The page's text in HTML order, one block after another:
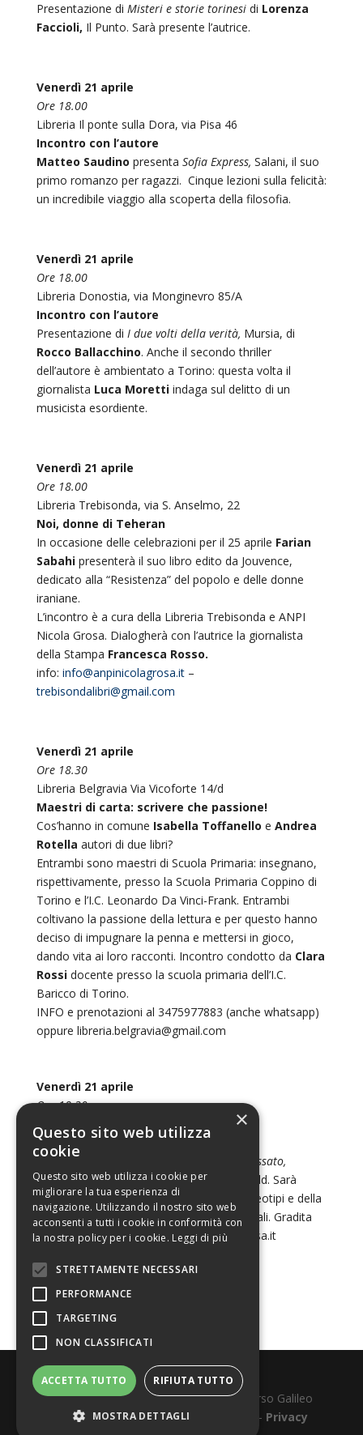
Presentazione di Misteri e storie torinesi di Lorenza
Faccioli, Il Punto. Sarà presente l’autrice.
Venerdì 21 aprile
Ore 18.00
Libreria Il ponte sulla Dora, via Pisa 46
Incontro con l’autore
Matteo Saudino presenta Sofia Express, Salani, il suo
primo romanzo per ragazzi. Cinque lezioni sulla felicità:
un incredibile viaggio alla scoperta della filosofia.
Venerdì 21 aprile
Ore 18.00
Libreria Donostia, via Monginevro 85/A
Incontro con l’autore
Presentazione di I due volti della verità, Mursia, di
Rocco Ballacchino. Anche il secondo thriller
dell’autore è ambientato a Torino: questa volta il
giornalista Luca Morettiindaga sul delitto di un
musicista esordiente.
Venerdì 21 aprile
Ore 18.00
Libreria Trebisonda, via S. Anselmo, 22
Noi, donne di Teheran
In occasione delle celebrazioni per il 25 aprile Farian
Sabahipresenterà il suo libro edito da Jouvence,
dedicato alla “Resistenza” del popolo e delle donne
iraniane.
L’incontro è a cura della Libreria Trebisonda e ANPI
Nicola Grosa. Dialogherà con l’autrice la giornalista
della Stampa Francesca Rosso.
info: info@anpinicolagrosa.it–
trebisondalibri@gmail.com
Venerdì 21 aprile
Ore 18.30
Libreria Belgravia Via Vicoforte 14/d
Maestri di carta: scrivere che passione!
Cos’hanno in comune Isabella Toffanello e Andrea
Rotella autori di due libri?
Entrambi sono maestri di Scuola Primaria: insegnano,
rispettivamente, presso la Scuola Primaria Coppino di
Torino e l’I.C. Leonardo Da Vinci-Frank. Entrambi
coltivano la passione della lettura e per questo hanno
deciso di impugnare la penna e mettersi in gioco,
dando vita ai loro racconti. Incontro condotto da Clara
Rossi docente presso la scuola primaria dell’I.C.
Baricco di Torino.
INFO e prenotazioni al 3475977883 (anche whatsapp)
oppure libreria.belgravia@gmail.com
Venerdì 21 aprile
Ore 18.30
Libreria Nisa, via Braccini 93/B
Incontro con l’autrice
Presentazione di
Principesse, eroine del passato,
femministe di oggi,di Giusi Marchetta,
add. Sarà
l‘occasione per parlare con l’autrice di stereotipi e della
necessità di elaborare nuovi modelli culturali. Gradita
prenotazione 0112386125, info@librerianisa.it
Realizzato e sostenuto daElwood- Corso Galileo
Ferraris, 121 - Torino. Tel.011.65.74.09 - Privacy
×
Questo sito web utilizza
cookie
Questo sito web utilizza i cookie per
migliorare la tua esperienza di
navigazione. Utilizzando il nostro sito web
acconsenti a tutti i cookie in conformità con
la nostra policy per i cookie. Leggi di più
STRETTAMENTE NECESSARI
PERFORMANCE
TARGETING
NON CLASSIFICATI
ACCETTA TUTTO RIFIUTA TUTTO
MOSTRA DETTAGLI